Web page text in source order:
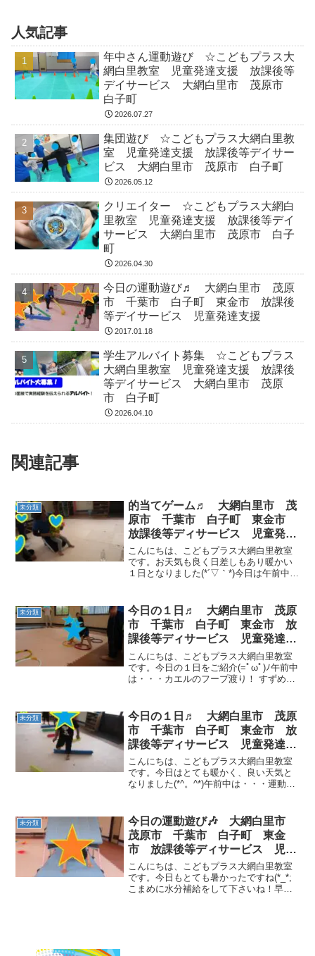
人気記事
年中さん運動遊び ☆こどもプラス大
網白里教室 児童発達支援 放課後等
デイサービス 大網白里市 茂原市
白子町
2026.07.27
集団遊び ☆こどもプラス大網白里教
室 児童発達支援 放課後等デイサー
ビス 大網白里市 茂原市 白子町
2026.05.12
クリエイター ☆こどもプラス大網白
里教室 児童発達支援 放課後等デイ
サービス 大網白里市 茂原市 白子
町
2026.04.30
今日の運動遊び♬ 大網白里市 茂原
市 千葉市 白子町 東金市 放課後
等デイサービス 児童発達支援
2017.01.18
学生アルバイト募集 ☆こどもプラス
大網白里教室 児童発達支援 放課後
等デイサービス 大網白里市 茂原
市 白子町
2026.04.10
関連記事
未分類
的当てゲーム♬ 大網白里市 茂
原市 千葉市 白子町 東金市
放課後等ディサービス 児童発達
支援
こんにちは、こどもプラス大網白里教室
です。お天気も良く日差しもあり暖かい
１日となりました(*´▽｀*)今日は午前中に
球×３回( ｀ー´)ノルールを良く聞き、...
未分類
今日の１日♬ 大網白里市 茂原
市 千葉市 白子町 東金市 放
課後等ディサービス 児童発達支
援
こんにちは、こどもプラス大網白里教室
です。今日の１日をご紹介(=ﾟωﾟ)ﾉ午前中
は・・・カエルのフープ渡り！ すずめ！
ょう(^o^)／
未分類
今日の１日♬ 大網白里市 茂原
市 千葉市 白子町 東金市 放
課後等ディサービス 児童発達支
援
こんにちは、こどもプラス大網白里教室
です。今日はとても暖かく、良い天気と
なりました(*^。^*)午前中は・・・運動遊
い、最後まで走りきる事が出来ました🎶
最後にお子様...
未分類
今日の運動遊び🎶 大網白里市
茂原市 千葉市 白子町 東金
市 放課後等ディサービス 児童
発達支援
こんにちは、こどもプラス大網白里教室
です。今日もとても暑かったですね(*_*;
こまめに水分補給をして下さいね！早速